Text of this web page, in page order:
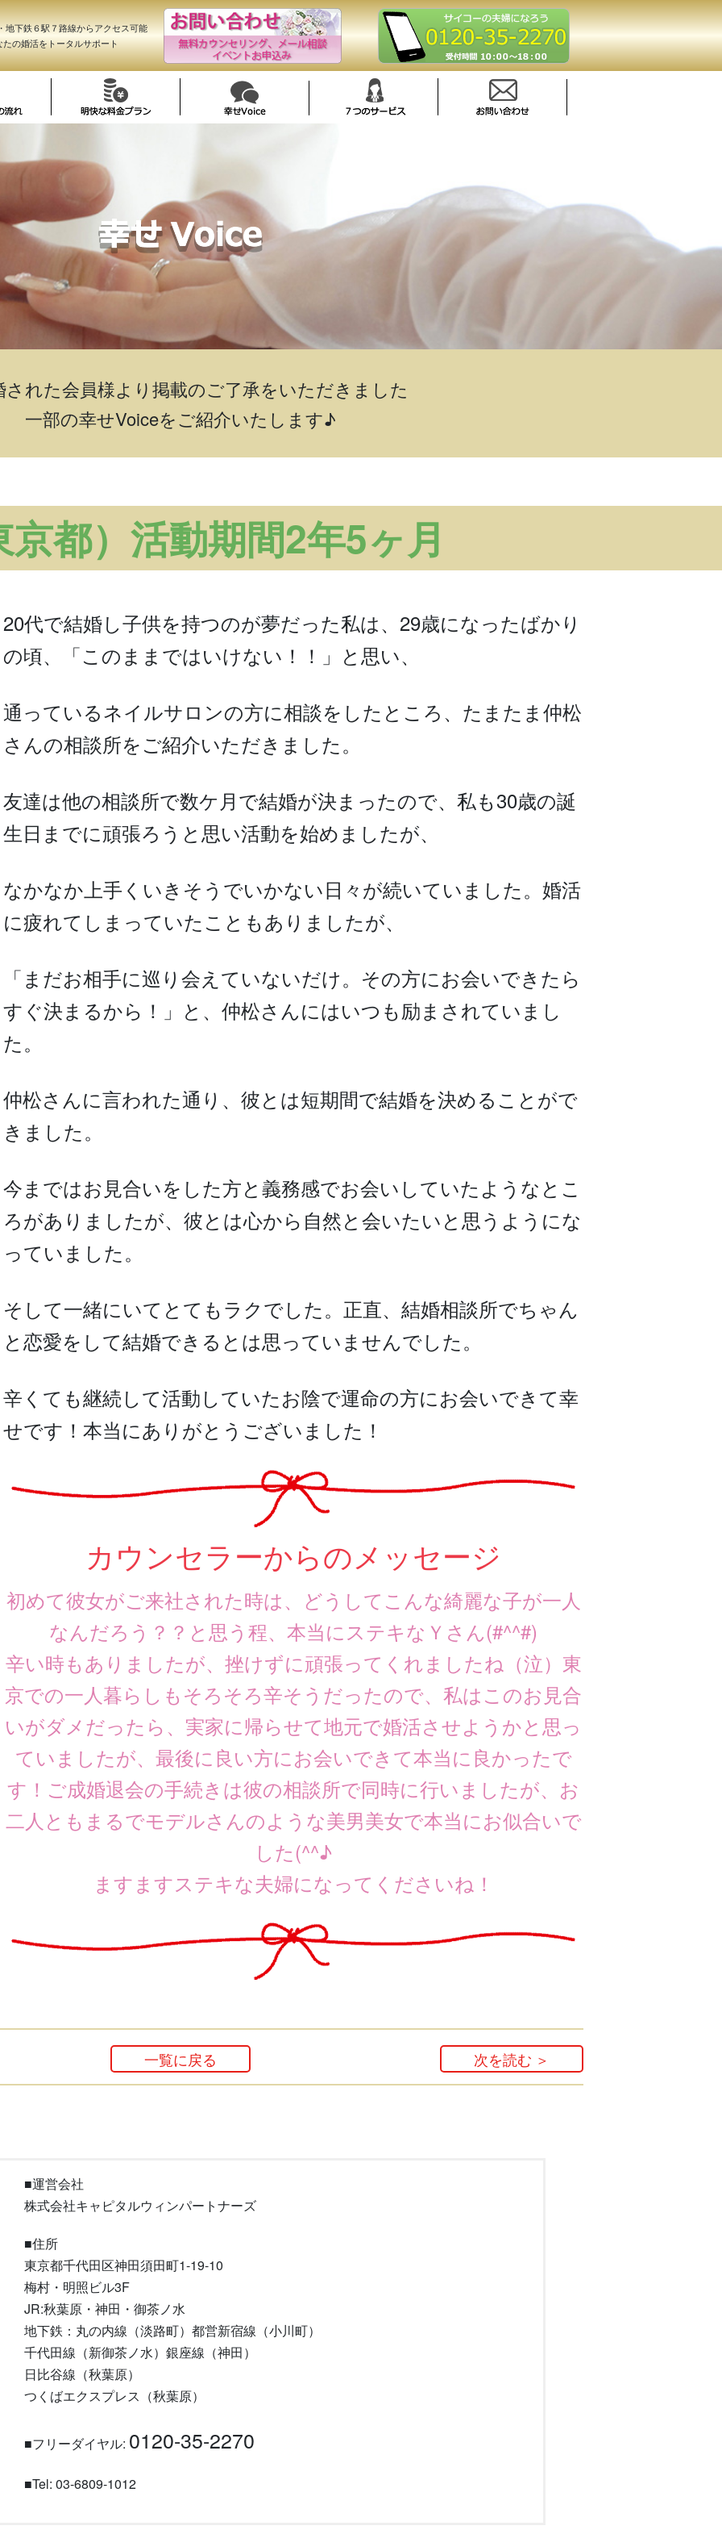
地下鉄６駅７路線からアクセス可能
たの婚活をトータルサポート
された会員様より掲載のご了承をいただきました
一部の幸せVoiceをご紹介いたします♪
都）活動期間2年5ヶ月
20代で結婚し子供を持つのが夢だった私は、29歳になったばかり
の頃、「このままではいけない！！」と思い、
通っているネイルサロンの方に相談をしたところ、たまたま仲松
さんの相談所をご紹介いただきました。
友達は他の相談所で数ケ月で結婚が決まったので、私も30歳の誕
生日までに頑張ろうと思い活動を始めましたが、
なかなか上手くいきそうでいかない日々が続いていました。婚活
に疲れてしまっていたこともありましたが、
「まだお相手に巡り会えていないだけ。その方にお会いできたら
すぐ決まるから！」と、仲松さんにはいつも励まされていまし
た。
仲松さんに言われた通り、彼とは短期間で結婚を決めることがで
きました。
今まではお見合いをした方と義務感でお会いしていたようなとこ
ろがありましたが、彼とは心から自然と会いたいと思うようにな
っていました。
そして一緒にいてとてもラクでした。正直、結婚相談所でちゃん
と恋愛をして結婚できるとは思っていませんでした。
辛くても継続して活動していたお陰で運命の方にお会いできて幸
せです！本当にありがとうございました！
カウンセラーからのメッセージ
初めて彼女がご来社された時は、どうしてこんな綺麗な子が一人
なんだろう？？と思う程、本当にステキなＹさん(#^^#)
辛い時もありましたが、挫けずに頑張ってくれましたね（泣）東
京での一人暮らしもそろそろ辛そうだったので、私はこのお見合
いがダメだったら、実家に帰らせて地元で婚活させようかと思っ
ていましたが、最後に良い方にお会いできて本当に良かったで
す！ご成婚退会の手続きは彼の相談所で同時に行いましたが、お
二人ともまるでモデルさんのような美男美女で本当にお似合いで
した(^^♪
ますますステキな夫婦になってくださいね！
一覧に戻る 次を読む
■運営会社
株式会社キャピタルウィンパートナーズ
■住所
東京都千代田区神田須田町1-19-10
梅村・明照ビル3F
JR:秋葉原・神田・御茶ノ水
地下鉄：丸の内線（淡路町）都営新宿線（小川町）
千代田線（新御茶ノ水）銀座線（神田）
日比谷線（秋葉原）
つくばエクスプレス（秋葉原）
■フリーダイヤル: 0120-35-2270
■Tel: 03-6809-1012